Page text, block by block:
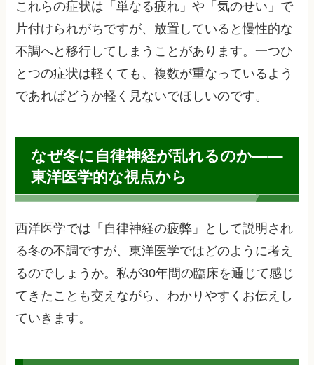
これらの症状は「単なる疲れ」や「気のせい」で
片付けられがちですが、放置していると慢性的な
不調へと移行してしまうことがあります。一つひ
とつの症状は軽くても、複数が重なっているよう
であればどうか軽く見ないでほしいのです。
なぜ冬に自律神経が乱れるのか——
東洋医学的な視点から
西洋医学では「自律神経の疲弊」として説明され
る冬の不調ですが、東洋医学ではどのように考え
るのでしょうか。私が30年間の臨床を通じて感じ
てきたことも交えながら、わかりやすくお伝えし
ていきます。